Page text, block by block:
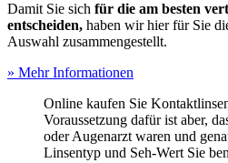
Damit Sie sich für die am besten
entscheiden, haben wir hier für Sie
Auswahl zusammengestellt.
» Mehr Informationen
Online kaufen Sie
Voraussetzung dafür ist aber,
oder Augenarzt waren und
Linsentyp und Seh-Wert Sie